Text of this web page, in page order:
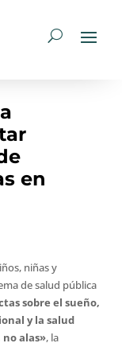
en
niñas y
de salud pública
sobre el sueño,
y la salud
alas», la